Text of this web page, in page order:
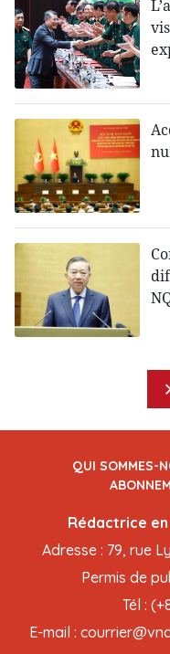
QUI SOMMES-
Rédactrice
Adresse : 79, rue
Permis de
Tél :
E-mail :